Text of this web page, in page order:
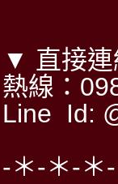
▼ 直接連
熱線：
Line Id:
-＊-＊-＊